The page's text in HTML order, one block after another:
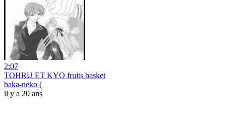
2:07
TOHRU ET KYO fruits basket
baka-neko (
il y a 20 ans